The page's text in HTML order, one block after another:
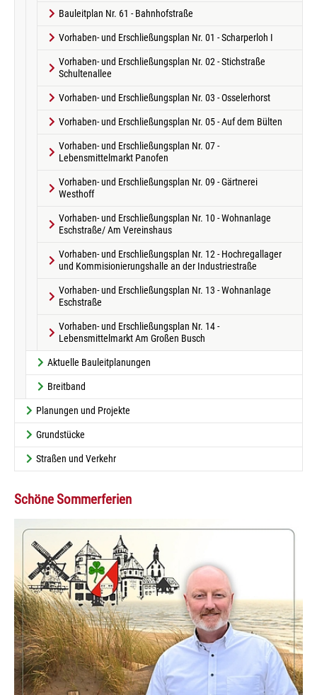
Bauleitplan Nr. 61 - Bahnhofstraße
Vorhaben- und Erschließungsplan Nr. 01 - Scharperloh I
Vorhaben- und Erschließungsplan Nr. 02 - Stichstraße
Schultenallee
Vorhaben- und Erschließungsplan Nr. 03 - Osselerhorst
Vorhaben- und Erschließungsplan Nr. 05 - Auf dem Bülten
Vorhaben- und Erschließungsplan Nr. 07 -
Lebensmittelmarkt Panofen
Vorhaben- und Erschließungsplan Nr. 09 - Gärtnerei
Westhoff
Vorhaben- und Erschließungsplan Nr. 10 - Wohnanlage
Eschstraße/ Am Vereinshaus
Vorhaben- und Erschließungsplan Nr. 12 - Hochregallager
und Kommisionierungshalle an der Industriestraße
Vorhaben- und Erschließungsplan Nr. 13 - Wohnanlage
Eschstraße
Vorhaben- und Erschließungsplan Nr. 14 -
Lebensmittelmarkt Am Großen Busch
Aktuelle Bauleitplanungen
Breitband
Planungen und Projekte
Grundstücke
Straßen und Verkehr
Schöne Sommerferien